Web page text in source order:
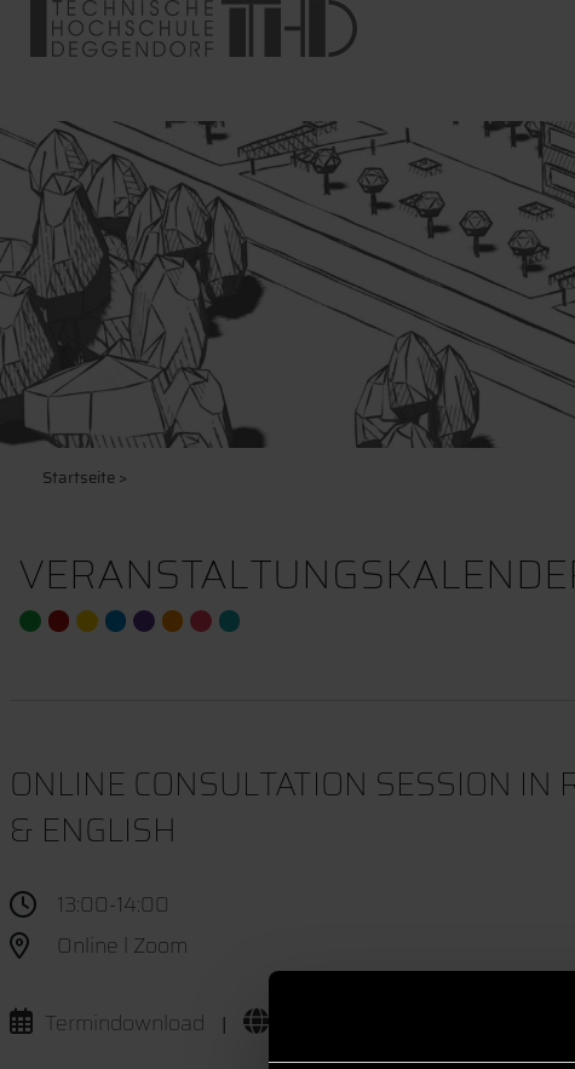
Startseite>
ONLINE CONSULTATION SESSION
& ENGLISH
13:00-14:00
Online l Zoom
Termindownload |